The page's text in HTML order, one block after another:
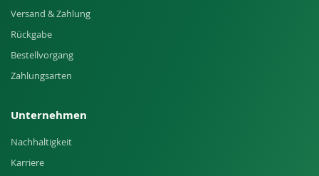
Versand & Zahlung
Rückgabe
Bestellvorgang
Zahlungsarten
Unternehmen
Nachhaltigkeit
Karriere